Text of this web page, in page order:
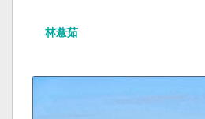
林薏茹